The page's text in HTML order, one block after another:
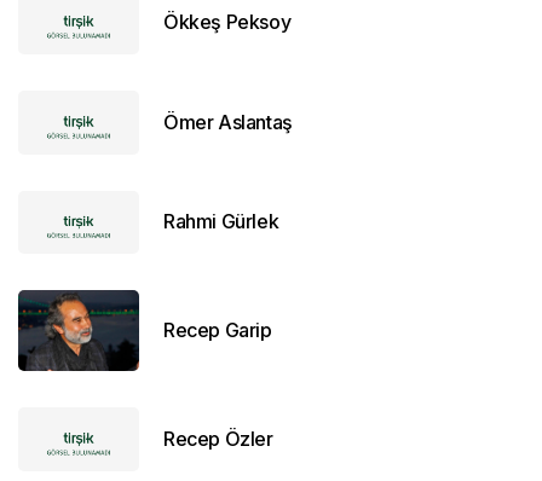
Ökkeş Peksoy
Ömer Aslantaş
Rahmi Gürlek
Recep Garip
Recep Özler